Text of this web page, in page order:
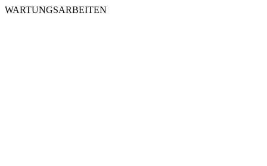
WARTUNGSARBEITEN